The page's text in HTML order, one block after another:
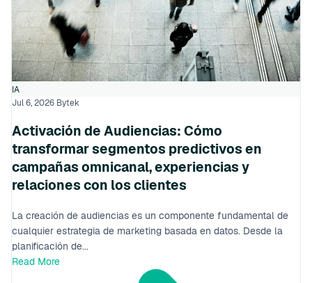
IA
Jul 6, 2026 Bytek
Activación de Audiencias: Cómo
transformar segmentos predictivos en
campañas omnicanal, experiencias y
relaciones con los clientes
La creación de audiencias es un componente fundamental de
cualquier estrategia de marketing basada en datos. Desde la
planificación de...
Read More